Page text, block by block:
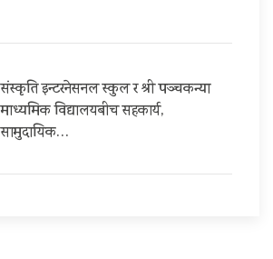
संस्कृति इन्टरनेसनल स्कुल र श्री पञ्चकन्या
माध्यमिक विद्यालयबीच सहकार्य,
सामुदायिक…